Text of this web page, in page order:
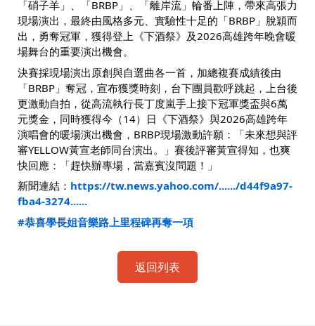
「硝子羊」、「BRBP」、「離岸流」輪番上陣，帶來高張力
現場演出，最終由風格多元、實驗性十足的「BRBP」脫穎而
出，勇奪冠軍，獲得登上《下酒祭》及2026高雄跨年晚會暖
場舞台的重要演出機會。
決賽採現場演出原創與自選曲各一首，加總複賽成績後由
「BRBP」奪冠，宣布獲獎時刻，台下團員歡呼跳起，上台後
更激動自拍，從高流執行長丁度嵐手上接下冠軍獎盃與6萬
元獎金，同時獲得今（14）日《下酒祭》與2026高雄跨年
演唱會的暖場演出機會，BRBP現場激動許願：「未來想與評
審YELLOW黃宣老師同台演出。」賽後評審黃宣得知，也爽
快回應：「趕快辦專場，當嘉賓沒問題！」
新聞連結： https://tw.news.yahoo.com/....../d44f9a97-
fba4-3274......
#恭喜學長姐音樂路上里程碑再奪一項
返回列表